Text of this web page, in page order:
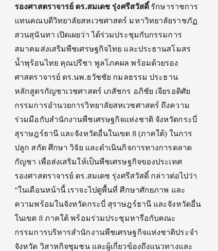
รองศาสตราจารย์ ดร.สมเดช รุ่งศรีสวัสดิ์ รักษาราชการ
แทนคณบดีวิทยาลัยสหเวชศาสตร์ มหาวิทยาลัยราชภัฏ
สวนสุนันทา เปิดเผยว่า ได้ร่วมประชุมกับกรรมการ
สมาคมส่งเสริมพืชเศรษฐกิจไทย และประธานสโมสร
น้ำพุร้อนไทย คุณปรีชา พูลโภคผล พร้อมด้วยรอง
ศาสตราจารย์ ดร.นพ.ธวัชชัย กมลธรรม ประธาน
หลักสูตรกัญชาเวชศาสตร์ เภสัชกร อภิชัย เจียรอดิศัย
กรรมการอำนวยการวิทยาลัยสหเวชศาสตร์ ถึงความ
ร่วมมือกับสำนักงานพืชเศรษฐกิจแห่งชาติ จังหวัดกระบี่
สุราษฎร์ธานี และจังหวัดอื่นในเขต 8 (ภาคใต้) ในการ
ปลูก สกัด ศึกษา วิจัย และดำเนินกิจการทางการตลาด
กัญชา เพื่อส่งเสริมให้เป็นพืชเศรษฐกิจของประเทศ
รองศาสตราจารย์ ดร.สมเดช รุ่งศรีสวัสดิ์ กล่าวต่อไปว่า
“ในเดือนหน้านี้ เราจะไปดูพื้นที่ ศึกษาศักยภาพ และ
ความพร้อมในจังหวัดกระบี่ สุราษฎร์ธานี และจังหวัดอื่น
ในเขต 8 ภาคใต้ พร้อมร่วมประชุมหารือกับคณะ
กรรมการบริหารสำนักงานพืชเศรษฐกิจแห่งชาติประจำ
จังหวัด วิสาหกิจชุมชน และผู้เกี่ยวข้องถึงแนวทางและ